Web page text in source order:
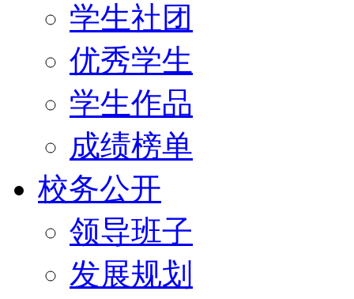
学生社团
优秀学生
学生作品
成绩榜单
校务公开
领导班子
发展规划